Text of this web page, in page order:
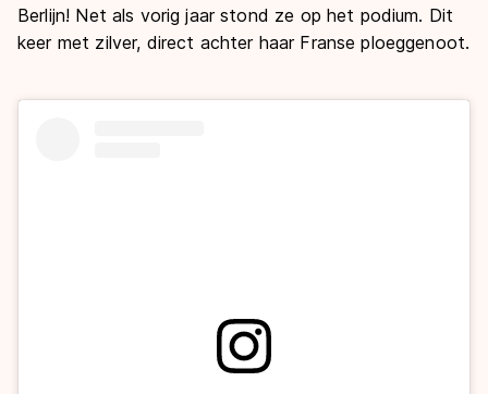
Berlijn! Net als vorig jaar stond ze op het podium. Dit
keer met zilver, direct achter haar Franse ploeggenoot.